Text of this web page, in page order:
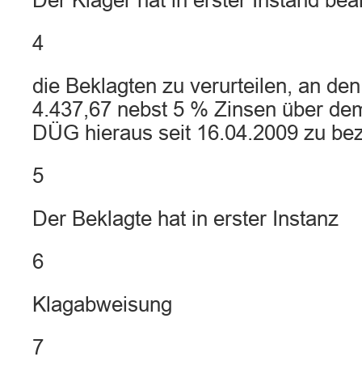
4
die Beklagten zu verurteilen, an
4.437,67 nebst 5 % Zinsen über
DÜG hieraus seit 16.04.2009 zu
5
Der Beklagte hat in erster Instanz
6
Klagabweisung
7